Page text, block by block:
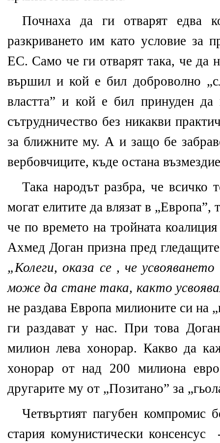
Почнаха да ги отварят едва
разкриването им като условие за
ЕС. Само че ги отварят така, че да
вършил и кой е бил доброволно
властта” и кой е бил принуден да
сътрудничество без никакви
за ближните му. А и защо бе
вербовчиците, къде остана
Така народътразбра, че всичко
могат елитите да влязат в „Европа”,
че по времето на тройната
Ахмед Доган призна пред
„Колеги, оказа се , че
може да стане така, както
не раздава Европа милионите си на
ги раздават у нас. При това
милион лева хонорар. Какво да
хонорар от над 200 милиона
другарите му от „Позитано” за
Четвъртият пагубен компромис
стария комунистически консенсус